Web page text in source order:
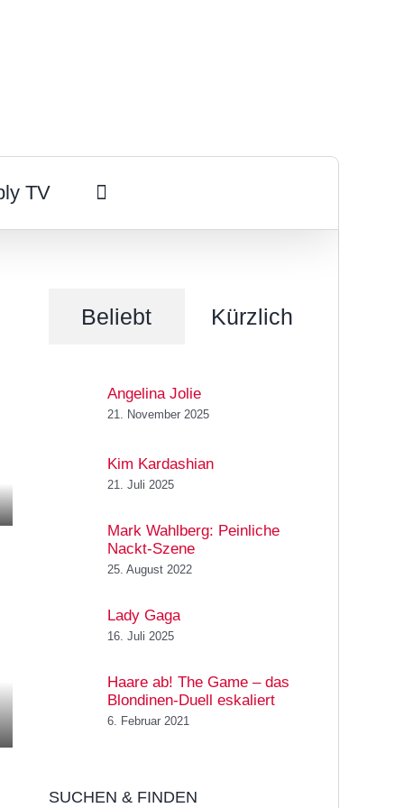
TV
Beliebt Kürzlich
Angelina Jolie
21. November 2025
Kim Kardashian
21. Juli 2025
Mark Wahlberg: Peinliche
Nackt-Szene
25. August 2022
Lady Gaga
16. Juli 2025
Haare ab! The Game – das
Blondinen-Duell eskaliert
6. Februar 2021
SUCHEN & FINDEN